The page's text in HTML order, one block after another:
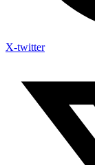
X-twitter